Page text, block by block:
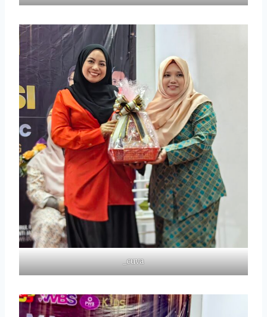
_cuva